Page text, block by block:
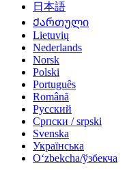
日本語
Ქართული
Lietuvių
Nederlands
Norsk
Polski
Português
Română
Русский
Српски / srpski
Svenska
Українська
Oʻzbekcha/ўзбекча